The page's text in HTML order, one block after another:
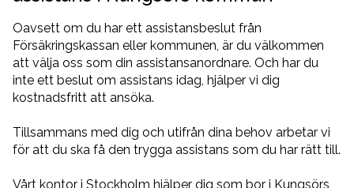
Oavsett om du har ett assistansbeslut från
Försäkringskassan eller kommunen, är du välkommen
att välja oss som din assistansanordnare. Och har du
inte ett beslut om assistans idag, hjälper vi dig
kostnadsfritt att ansöka.
Tillsammans med dig och utifrån dina behov arbetar vi
för att du ska få den trygga assistans som du har rätt till.
Vårt kontor i Stockholm hjälper dig som bor i Kungsörs